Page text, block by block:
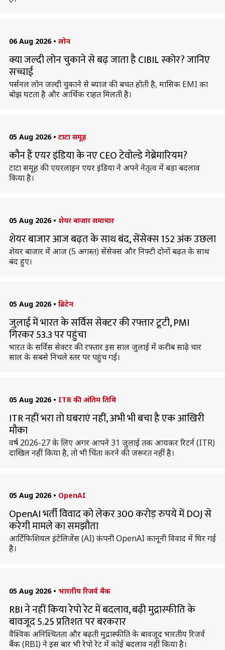
06 Aug 2026 • लोन
क्या जल्दी लोन चुकाने से बढ़ जाता है CIBIL स्कोर? जानिए
सच्चाई
पर्सनल लोन जल्दी चुकाने से ब्याज की बचत होती है, मासिक EMI का
बोझ घटता है और आर्थिक राहत मिलती है।
05 Aug 2026 • टाटा समूह
कौन हैं एयर इंडिया के नए CEO टेवोल्डे गेब्रेमारियम?
टाटा समूह की एयरलाइन एयर इंडिया ने अपने नेतृत्व में बड़ा बदलाव
किया है।
05 Aug 2026 • शेयर बाजार समाचार
शेयर बाजार आज बढ़त के साथ बंद, सेंसेक्स 152 अंक उछला
शेयर बाजार में आज (5 अगस्त) सेंसेक्स और निफ्टी दोनों बढ़त के साथ
बंद हुए।
05 Aug 2026 • ब्रिटेन
जुलाई में भारत के सर्विस सेक्टर की रफ्तार टूटी, PMI
गिरकर 53.3 पर पहुंचा
भारत के सर्विस सेक्टर की रफ्तार इस साल जुलाई में करीब साढ़े चार
साल के सबसे निचले स्तर पर पहुंच गई।
05 Aug 2026 • ITR की अंतिम तिथि
ITR नहीं भरा तो घबराएं नहीं, अभी भी बचा है एक आखिरी
मौका
वर्ष 2026-27 के लिए अगर आपने 31 जुलाई तक आयकर रिटर्न (ITR)
दाखिल नहीं किया है, तो भी चिंता करने की जरूरत नहीं है।
05 Aug 2026 • OpenAI
OpenAI भर्ती विवाद को लेकर 300 करोड़ रुपये में DOJ से
करेगी मामले का समझौता
आर्टिफिशियल इंटेलिजेंस (AI) कंपनी OpenAI कानूनी विवाद में घिर गई
है।
05 Aug 2026 • भारतीय रिजर्व बैंक
RBI ने नहीं किया रेपो रेट में बदलाव, बढ़ी मुद्रास्फीति के
बावजूद 5.25 प्रतिशत पर बरकरार
वैश्विक अनिश्चितता और बढ़ती मुद्रास्फीति के बावजूद भारतीय रिजर्व
बैंक (RBI) ने इस बार भी रेपो रेट में कोई बदलाव नहीं किया है।